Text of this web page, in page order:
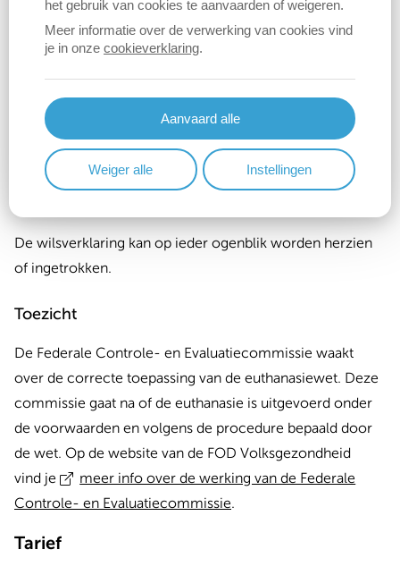
Verklaringen gedateerd vanaf 2 april 2020 blijven
Verklaringen gedateerd tot en met 1 april 2020 blijven
slechts geldig voor een periode van 5 jaar vanaf de
datum van verklaring. Een verklaring met beperkte
geldigheid kan je altijd omzetten naar een nieuwe
De wilsverklaring kan op ieder ogenblik worden herzien
of ingetrokken.
Toezicht
De Federale Controle- en Evaluatiecommissie waakt
over de correcte toepassing van de euthanasiewet. Deze
commissie gaat na of de euthanasie is uitgevoerd onder
de voorwaarden en volgens de procedure bepaald door
de wet. Op de website van de FOD Volksgezondheid
vind je
meer info over de werking van de Federale
Controle- en Evaluatiecommissie.
Tarief
het gebruik van cookies te aanvaarden of weigeren.
Meer informatie over de verwerking van cookies vind
je in onze cookieverklaring.
Aanvaard alle
Weiger alle Instellingen